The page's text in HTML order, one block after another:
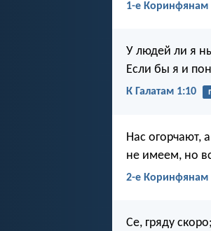
1-е Коринфянам
У людей ли я
Если бы я и
К Галатам 1:10
Нас огорчают,
не имеем, но
2-е Коринфянам
Се, гряду